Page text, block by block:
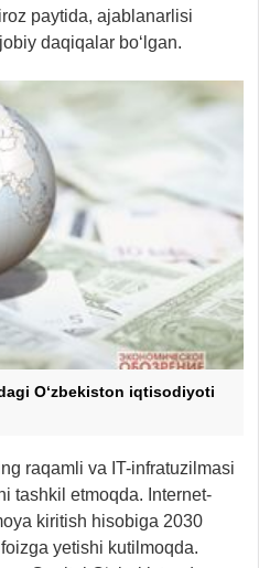
paytida, ajablanarlisi
daqiqalar bo‘lgan.
O‘zbekiston iqtisodiyoti
raqamli va IT-infratuzilmasi
tashkil etmoqda. Internet-
kiritish hisobiga 2030
yetishi kutilmoqda.